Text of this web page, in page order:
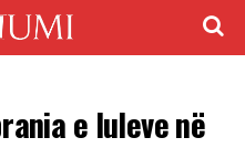
e luleve në